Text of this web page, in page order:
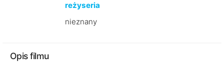
reżyseria
nieznany
Opis filmu